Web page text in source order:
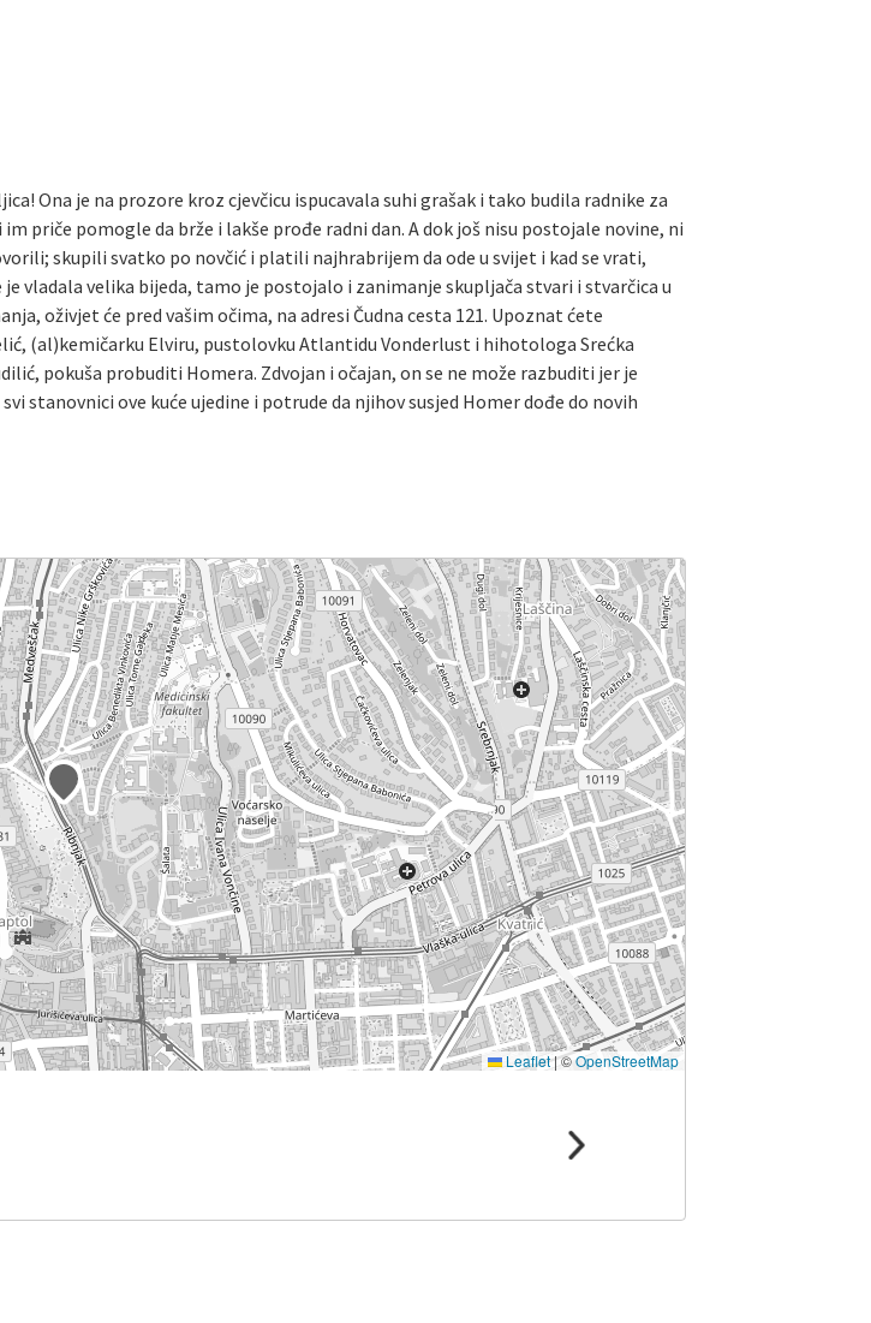
Ona je na prozore kroz cjevčicu ispucavala suhi grašak i tako budila radnike za
priče pomogle da brže i lakše prođe radni dan. A dok još nisu postojale novine, ni
skupili svatko po novčić i platili najhrabrijem da ode u svijet i kad se vrati,
vladala velika bijeda, tamo je postojalo i zanimanje skupljača stvari i stvarčica u
oživjet će pred vašim očima, na adresi Čudna cesta 121. Upoznat ćete
(al)kemičarku Elviru, pustolovku Atlantidu Vonderlust i hihotologa Srećka
pokuša probuditi Homera. Zdvojan i očajan, on se ne može razbuditi jer je
stanovnici ove kuće ujedine i potrude da njihov susjed Homer dođe do novih
Leaflet|©OpenStreetMap